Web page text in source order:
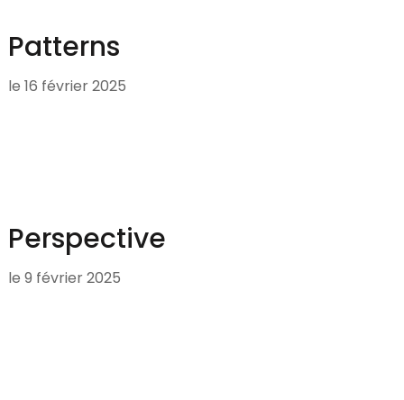
Patterns
le 16 février 2025
Perspective
le 9 février 2025